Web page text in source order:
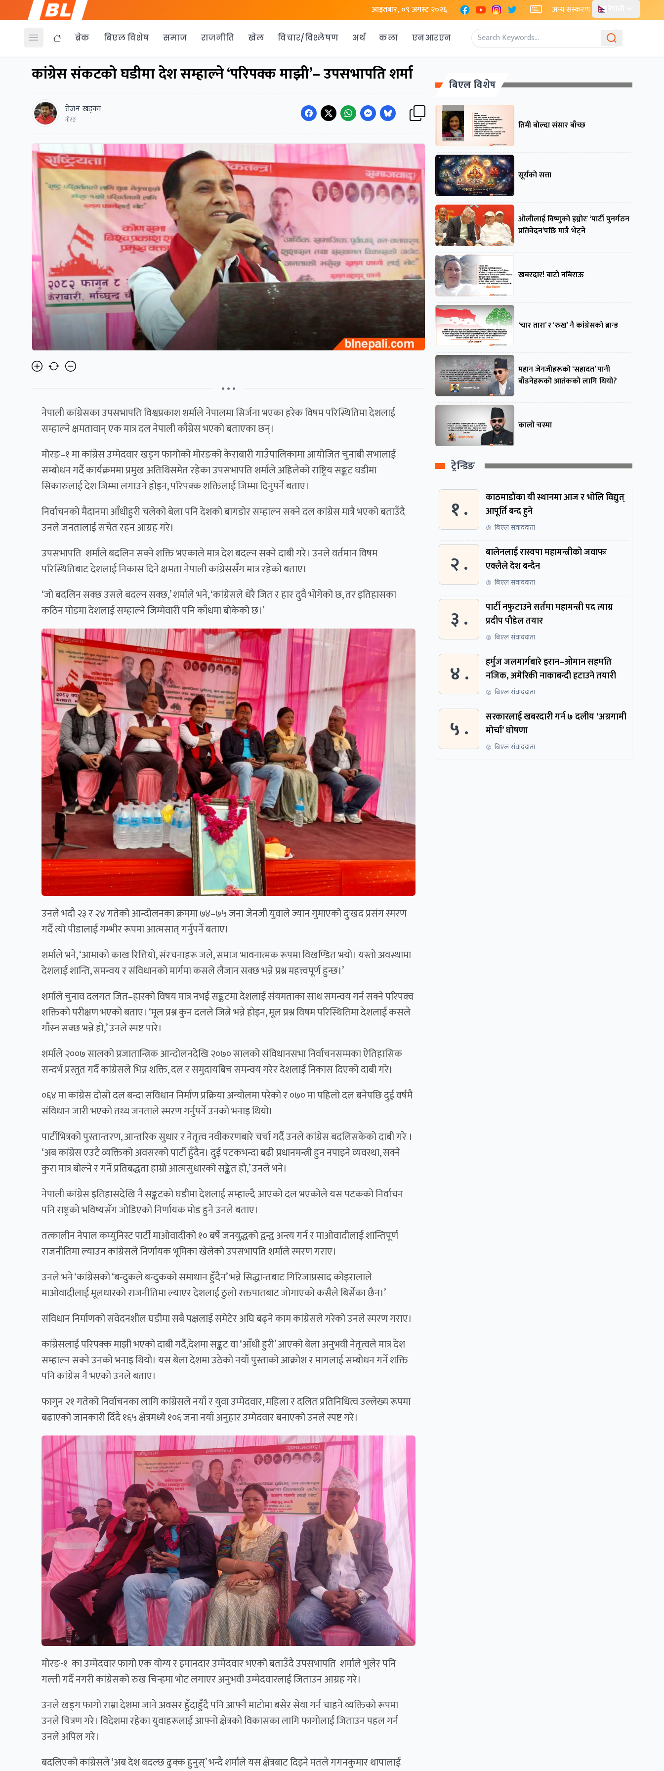
आइतबार, ०९ अगस्ट २०२६ FacebookYouTubeInstagram
X अन्य संस्करण
Open menu ब्रेक बिएल विशेष समाज राजनीति खेल विचार/विश्लेषण अर्थ कला एनआरएन
कांग्रेस संकटको घडीमा देश सम्हाल्ने ‘परिपक्क माझी’– उपसभापति शर्मा
तेजन खड्का
मोरङ
• • •
नेपाली कांग्रेसका उपसभापति विश्वप्रकाश शर्माले नेपालमा सिर्जना भएका हरेक विषम परिस्थितिमा देशलाई
सम्हाल्ने क्षमतावान् एक मात्र दल नेपाली काँग्रेस भएको बताएका छन्।
मोरङ–१ मा कांग्रेस उम्मेदवार खड्ग फागोको मोरङको केराबारी गाउँपालिकामा आयोजित चुनाबी सभालाई
सम्बोधन गर्दै कार्यक्रममा प्रमुख अतिथिसमेत रहेका उपसभापति शर्माले अहिलेको राष्ट्रिय सङ्कट घडीमा
सिकारुलाई देश जिम्मा लगाउने होइन, परिपक्क शक्तिलाई जिम्मा दिनुपर्ने बताए।
निर्वाचनको मैदानमा आँधीहुरी चलेको बेला पनि देशको बागडोर सम्हाल्न सक्ने दल कांग्रेस मात्रै भएको बताउँदै
उनले जनतालाई सचेत रहन आग्रह गरे।
उपसभापति शर्माले बदलिन सक्ने शक्ति भएकाले मात्र देश बदल्न सक्ने दाबी गरे। उनले वर्तमान विषम
परिस्थितिबाट देशलाई निकास दिने क्षमता नेपाली कांग्रेससँग मात्र रहेको बताए।
‘जो बदलिन सक्छ उसले बदल्न सक्छ,’ शर्माले भने, ‘कांग्रेसले धेरै जित र हार दुवै भोगेको छ, तर इतिहासका
कठिन मोडमा देशलाई सम्हाल्ने जिम्मेवारी पनि काँधमा बोकेको छ।’
उनले भदौ २३ र २४ गतेको आन्दोलनका क्रममा ७४–७५ जना जेनजी युवाले ज्यान गुमाएको दुःखद प्रसंग स्मरण
गर्दै त्यो पीडालाई गम्भीर रूपमा आत्मसात् गर्नुपर्ने बताए।
शर्माले भने, ‘आमाको काख रित्तियो, संरचनाहरू जले, समाज भावनात्मक रूपमा विखण्डित भयो। यस्तो अवस्थामा
देशलाई शान्ति, समन्वय र संविधानको मार्गमा कसले लैजान सक्छ भन्ने प्रश्न महत्त्वपूर्ण हुन्छ।’
शर्माले चुनाव दलगत जित–हारको विषय मात्र नभई सङ्कटमा देशलाई संयमताका साथ समन्वय गर्न सक्ने परिपक्व
शक्तिको परीक्षण भएको बताए। ‘मूल प्रश्न कुन दलले जित्ने भन्ने होइन, मूल प्रश्न विषम परिस्थितिमा देशलाई कसले
गाँस्न सक्छ भन्ने हो,’ उनले स्पष्ट पारे।
शर्माले २००७ सालको प्रजातान्त्रिक आन्दोलनदेखि २०७० सालको संविधानसभा निर्वाचनसम्मका ऐतिहासिक
सन्दर्भ प्रस्तुत गर्दै कांग्रेसले भिन्न शक्ति, दल र समुदायबिच समन्वय गरेर देशलाई निकास दिएको दाबी गरे।
०६४ मा कांग्रेस दोस्रो दल बन्दा संविधान निर्माण प्रक्रिया अन्योलमा परेको र ०७० मा पहिलो दल बनेपछि दुई वर्षमै
संविधान जारी भएको तथ्य जनताले स्मरण गर्नुपर्ने उनको भनाइ थियो।
पार्टीभित्रको पुस्तान्तरण, आन्तरिक सुधार र नेतृत्व नवीकरणबारे चर्चा गर्दै उनले कांग्रेस बदलिसकेको दाबी गरे ।
‘अब कांग्रेस एउटै व्यक्तिको अवसरको पार्टी हुँदैन। दुई पटकभन्दा बढी प्रधानमन्त्री हुन नपाइने व्यवस्था, सक्ने
कुरा मात्र बोल्ने र गर्ने प्रतिबद्धता हाम्रो आत्मसुधारको सङ्केत हो,’ उनले भने।
नेपाली कांग्रेस इतिहासदेखि नै सङ्कटको घडीमा देशलाई सम्हाल्दै आएको दल भएकोले यस पटकको निर्वाचन
पनि राष्ट्रको भविष्यसँग जोडिएको निर्णायक मोड हुने उनले बताए।
तत्कालीन नेपाल कम्युनिस्ट पार्टी माओवादीको १० बर्षे जनयुद्धको द्वन्द्व अन्त्य गर्न र माओवादीलाई शान्तिपूर्ण
राजनीतिमा ल्याउन कांग्रेसले निर्णायक भूमिका खेलेको उपसभापति शर्माले स्मरण गराए।
उनले भने ‘कांग्रेसको ‘बन्दुकले बन्दुकको समाधान हुँदैन’ भन्ने सिद्धान्तबाट गिरिजाप्रसाद कोइरालाले
माओवादीलाई मूलधारको राजनीतिमा ल्याएर देशलाई ठुलो रक्तपातबाट जोगाएको कसैले बिर्सेका छैन।’
संविधान निर्माणको संवेदनशील घडीमा सबै पक्षलाई समेटेर अघि बढ्ने काम कांग्रेसले गरेको उनले स्मरण गराए।
कांग्रेसलाई परिपक्क माझी भएको दाबी गर्दै,देशमा सङ्कट वा ‘आँधी हुरी’ आएको बेला अनुभवी नेतृत्वले मात्र देश
सम्हाल्न सक्ने उनको भनाइ थियो। यस बेला देशमा उठेको नयाँ पुस्ताको आक्रोश र मागलाई सम्बोधन गर्ने शक्ति
पनि कांग्रेस नै भएको उनले बताए।
फागुन २१ गतेको निर्वाचनका लागि कांग्रेसले नयाँ र युवा उम्मेदवार, महिला र दलित प्रतिनिधित्व उल्लेख्य रूपमा
बढाएको जानकारी दिँदै १६५ क्षेत्रमध्ये १०६ जना नयाँ अनुहार उम्मेदवार बनाएको उनले स्पष्ट गरे।
मोरङ-१ का उम्मेदवार फागो एक योग्य र इमानदार उम्मेदवार भएको बताउँदै उपसभापति शर्माले भुलेर पनि
गल्ती गर्दै नगरी कांग्रेसको रुख चिन्हमा भोट लगाएर अनुभवी उम्मेदवारलाई जिताउन आग्रह गरे।
उनले खड्ग फागो राम्रा देशमा जाने अवसर हुँदाहुँदै पनि आफ्नै माटोमा बसेर सेवा गर्न चाहने व्यक्तिको रूपमा
उनले चित्रण गरे। विदेशमा रहेका युवाहरूलाई आफ्नो क्षेत्रको विकासका लागि फागोलाई जिताउन पहल गर्न
उनले अपिल गरे।
बदलिएको कांग्रेसले ‘अब देश बदल्छ ढुक्क हुनुस्’ भन्दै शर्माले यस क्षेत्रबाट दिइने मतले गगनकुमार थापालाई
बिएल विशेष
तिमी बोल्दा संसार बाँच्छ
सूर्यको सत्ता
ओलीलाई विष्णुको इग्नोरः ‘पार्टी पुनर्गठन
प्रतिवेदन’पछि मात्रै भेट्ने
खबरदार! बाटो नबिराऊ
‘चार तारा’ र ‘रुख’ नै कांग्रेसको ब्रान्ड
महान जेनजीहरूको ‘सहादत’ पानी
बाँडनेहरूको आतंकको लागि थियो?
कालो चस्मा
ट्रेन्डिङ
१ .
काठमाडौंका यी स्थानमा आज र भोलि विद्युत्
आपूर्ति बन्द हुने
बिएल संवाददाता
२ .
बालेनलाई रास्वपा महामन्त्रीको जवाफः
एक्लैले देश बन्दैन
बिएल संवाददाता
३ .
पार्टी नफुटाउने सर्तमा महामन्त्री पद त्याग्न
प्रदीप पौडेल तयार
बिएल संवाददाता
४ .
हर्मुज जलमार्गबारे इरान–ओमान सहमति
नजिक, अमेरिकी नाकाबन्दी हटाउने तयारी
बिएल संवाददाता
५ .
सरकारलाई खबरदारी गर्न ७ दलीय ‘अग्रगामी
मोर्चा’ घोषणा
बिएल संवाददाता